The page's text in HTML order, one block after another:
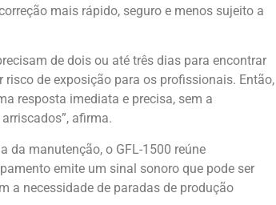
mais rápido, seguro e menos sujeito a
de dois ou até três dias para encontrar
de exposição para os profissionais. Então,
resposta imediata e precisa, sem a
afirma.
da manutenção, o GFL-1500 reúne
emite um sinal sonoro que pode ser
a necessidade de paradas de produção